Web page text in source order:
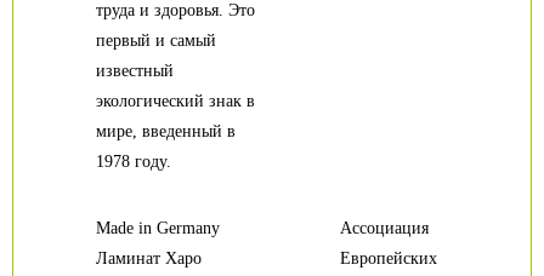
труда и здоровья. Это
первый и самый
известный
экологический знак в
мире, введенный в
1978 году.
Ассоциация
Европейских
Made in Germany
Ламинат Харо